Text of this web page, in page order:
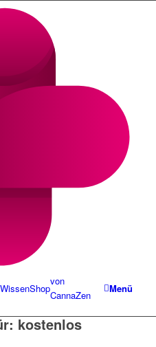
WissenShop
von
CannaZen
Menü
kostenlos